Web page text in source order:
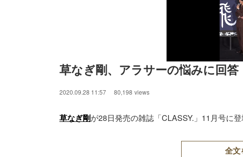
草なぎ剛、アラサーの悩みに回答
2020.09.28 11:57 80,198 views
草なぎ剛が28日発売の雑誌「CLASSY.」11月号に
全文